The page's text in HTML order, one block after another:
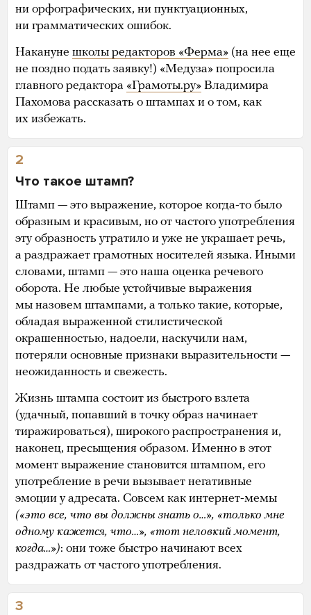
ни орфографических, ни пунктуационных,
ни грамматических ошибок.
Накануне школы редакторов «Ферма» (на нее еще
не поздно подать заявку!) «Медуза» попросила
главного редактора «Грамоты.ру» Владимира
Пахомова рассказать о штампах и о том, как
их избежать.
2
Что такое штамп?
Штамп — это выражение, которое когда-то было
образным и красивым, но от частого употребления
эту образность утратило и уже не украшает речь,
а раздражает грамотных носителей языка. Иными
словами, штамп — это наша оценка речевого
оборота. Не любые устойчивые выражения
мы назовем штампами, а только такие, которые,
обладая выраженной стилистической
окрашенностью, надоели, наскучили нам,
потеряли основные признаки выразительности —
неожиданность и свежесть.
Жизнь штампа состоит из быстрого взлета
(удачный, попавший в точку образ начинает
тиражироваться), широкого распространения и,
наконец, пресыщения образом. Именно в этот
момент выражение становится штампом, его
употребление в речи вызывает негативные
эмоции у адресата. Совсем как интернет-мемы
(«это все, что вы должны знать о…», «только мне
одному кажется, что…», «тот неловкий момент,
когда…»): они тоже быстро начинают всех
раздражать от частого употребления.
3